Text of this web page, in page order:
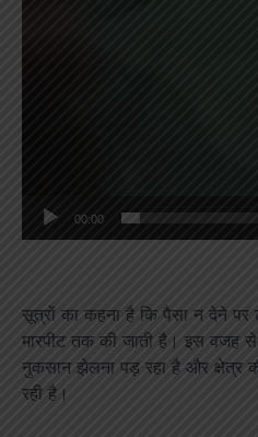
00:00
सूत्रों का कहना है कि पैसा न देने
मारपीट तक की जाती है। इस वजह से
नुकसान झेलना पड़ रहा है और क्षेत्र
रही है।